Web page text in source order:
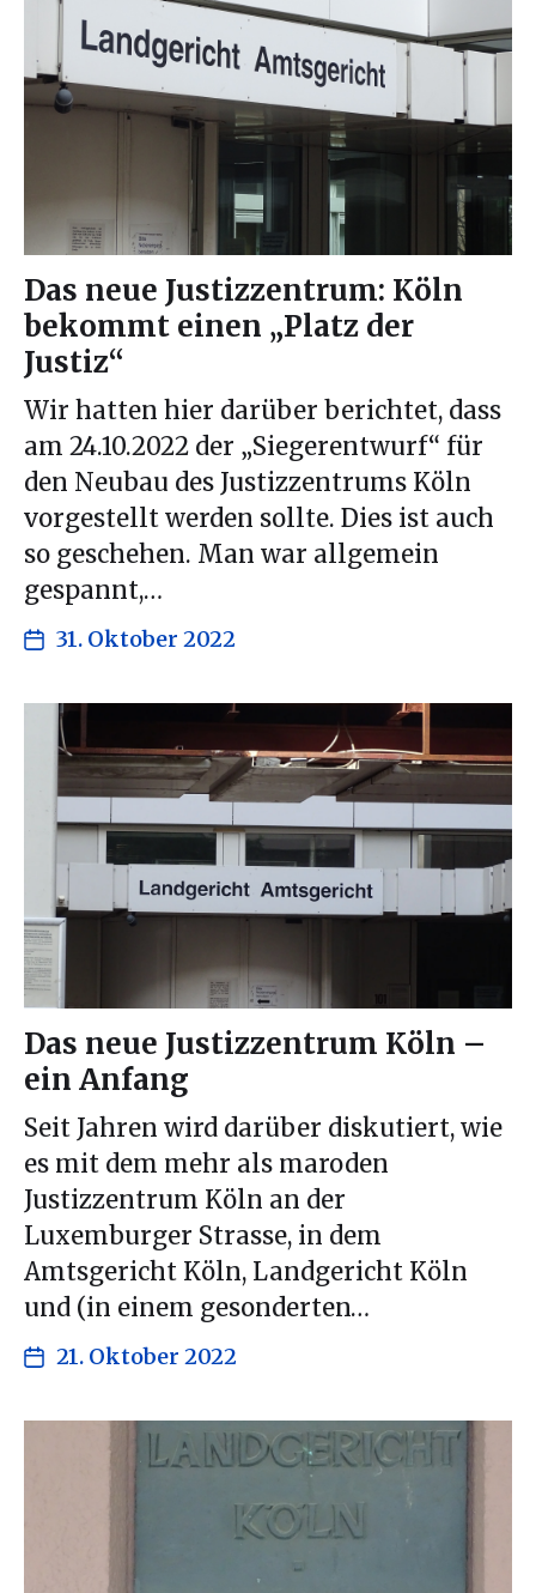
Das neue Justizzentrum: Köln
bekommt einen „Platz der
Justiz“
Wir hatten hier darüber berichtet, dass
am 24.10.2022 der „Siegerentwurf“ für
den Neubau des Justizzentrums Köln
vorgestellt werden sollte. Dies ist auch
so geschehen. Man war allgemein
gespannt,…
31. Oktober 2022
Das neue Justizzentrum Köln –
ein Anfang
Seit Jahren wird darüber diskutiert, wie
es mit dem mehr als maroden
Justizzentrum Köln an der
Luxemburger Strasse, in dem
Amtsgericht Köln, Landgericht Köln
und (in einem gesonderten…
21. Oktober 2022